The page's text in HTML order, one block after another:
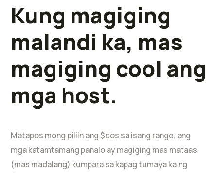
Kung magiging
malandi ka, mas
magiging cool ang
mga host.
Matapos mong piliin ang $dos sa isang range, ang
mga katamtamang panalo ay magiging mas mataas
(mas madalang) kumpara sa kapag tumaya ka ng